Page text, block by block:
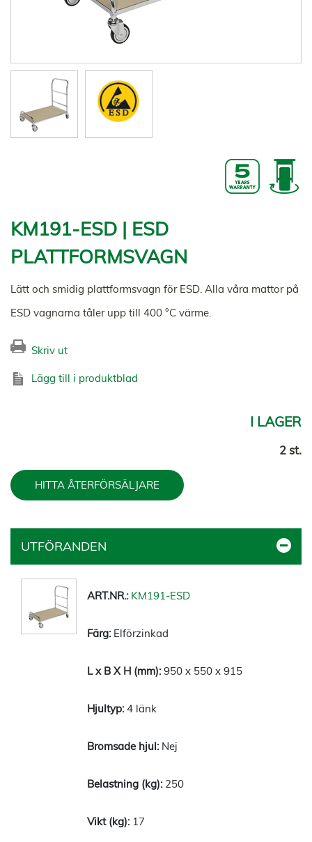
KM191-ESD | ESD
PLATTFORMSVAGN
Lätt och smidig plattformsvagn för ESD. Alla våra mattor på
ESD vagnarna tåler upp till 400 °C värme.
Skriv ut
Lägg till i produktblad
I LAGER
2 st.
HITTA ÅTERFÖRSÄLJARE
UTFÖRANDEN
KM191-ESD
Elförzinkad
950 x 550 x 915
4 länk
Nej
250
17